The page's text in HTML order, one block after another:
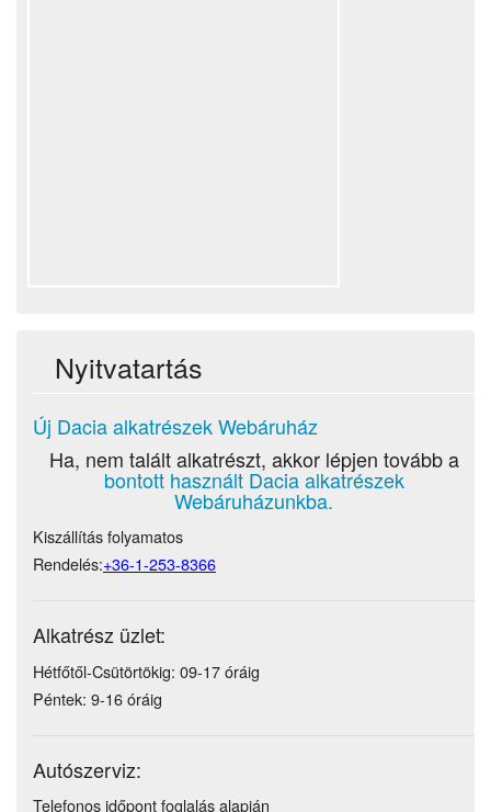
Nyitvatartás
Új Dacia alkatrészek Webáruház
Ha, nem talált alkatrészt, akkor lépjen tovább a
bontott használt Dacia alkatrészek
Webáruházunkba.
Kiszállítás folyamatos
Rendelés:+36-1-253-8366
Alkatrész üzlet:
Hétfőtől-Csütörtökig: 09-17 óráig
Péntek: 9-16 óráig
Autószerviz:
Telefonos időpont foglalás alapján